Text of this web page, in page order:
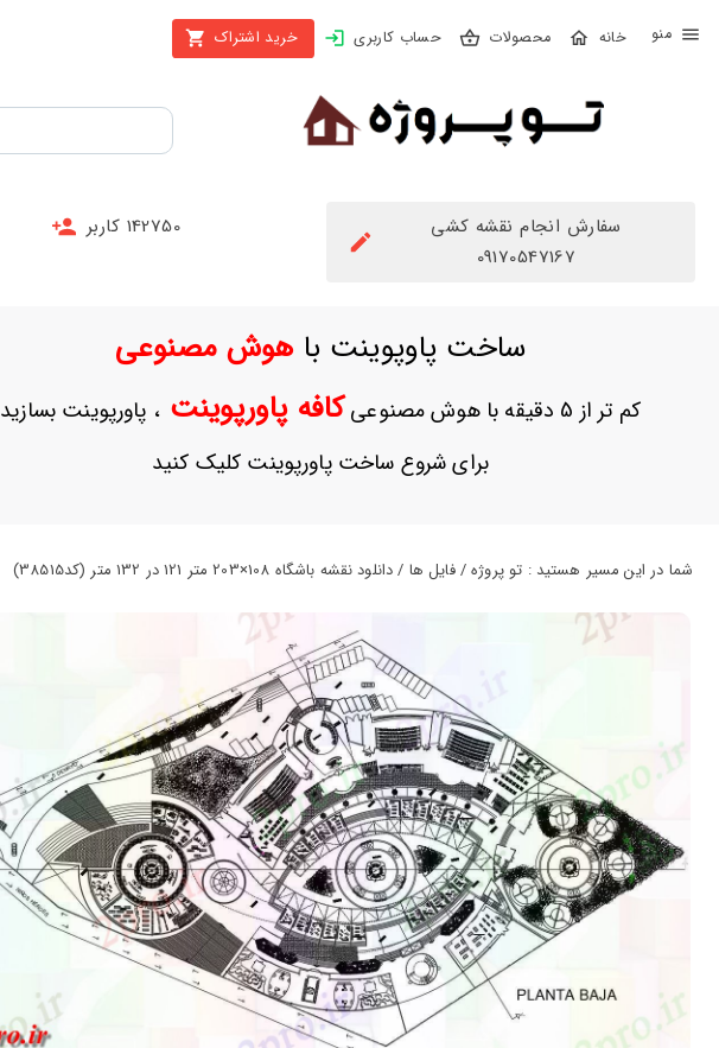
محصولات حساب کاربری خرید اشتراک
بستن
محصولات
حساب
کاربری
عبور
علاقه
مندی
ها
سفارش انجام نقشه کشی
09170547167
142750 کاربر
ساخت پاوپوینت باهوش مصنوعی
کم تر از 5 دقیقه با هوش مصنوعی کافه پاورپوینت، پاورپوینت بسازید
برای شروع ساخت پاورپوینت کلیک کنید
شما در این مسیر هستید : تو پروژه / فایل ها / دانلود نقشه باشگاه 108×203 متر 121 در 132 متر (کد38515)